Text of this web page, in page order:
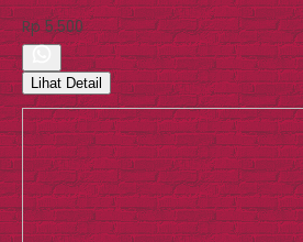
Rp 5.500
Lihat Detail